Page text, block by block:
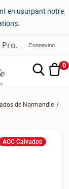
en usurpant notre
Connexion
0
de Normandie
AOC Calvados